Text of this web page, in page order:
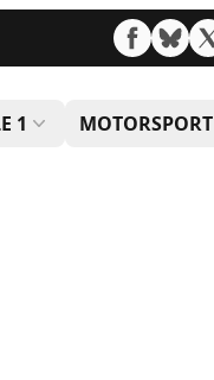
1 MOTORSPORT